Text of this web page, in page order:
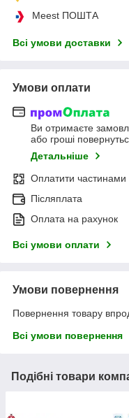
Meest ПОШТА
Всі умови доставки
Умови оплати
Ви отримаєте
або гроші
Детальніше
Оплатити частинами
Післяплата
Оплата на рахунок
Всі умови оплати
Умови повернення
Повернення товару
Всі умови повернення
Подібні товари